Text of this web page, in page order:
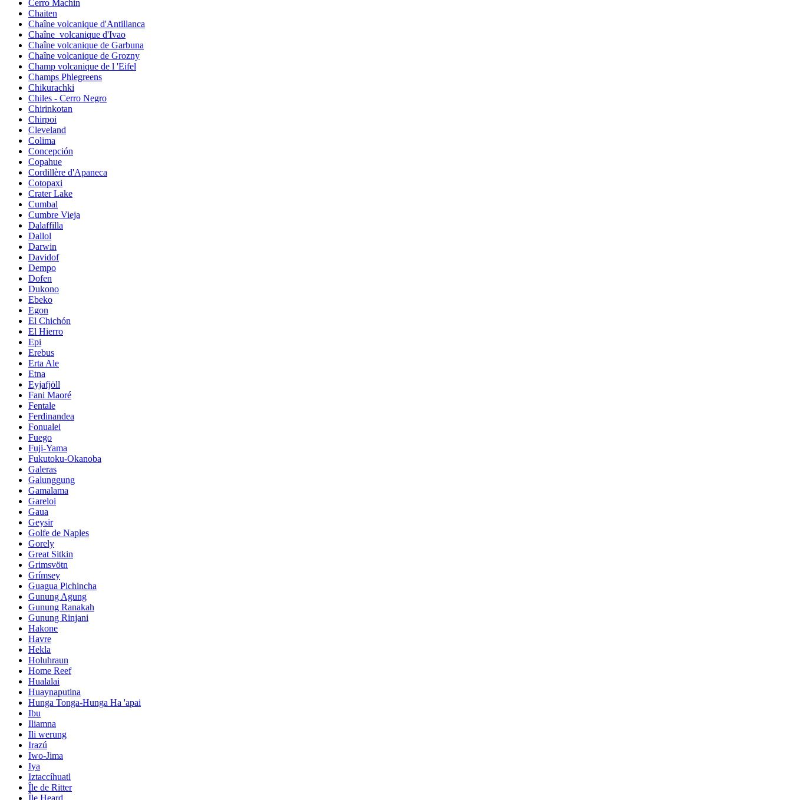
Cerro Machin
Chaiten
Chaîne volcanique d'Antillanca
Chaîne_volcanique d'Ivao
Chaîne volcanique de Garbuna
Chaîne volcanique de Grozny
Champ volcanique de l 'Eifel
Champs Phlegreens
Chikurachki
Chiles - Cerro Negro
Chirinkotan
Chirpoi
Cleveland
Colima
Concepción
Copahue
Cordillère d'Apaneca
Cotopaxi
Crater Lake
Cumbal
Cumbre Vieja
Dalaffilla
Dallol
Darwin
Davidof
Dempo
Dofen
Dukono
Ebeko
Egon
El Chichón
El Hierro
Epi
Erebus
Erta Ale
Etna
Eyjafjöll
Fani Maoré
Fentale
Ferdinandea
Fonualei
Fuego
Fuji-Yama
Fukutoku-Okanoba
Galeras
Galunggung
Gamalama
Gareloi
Gaua
Geysir
Golfe de Naples
Gorely
Great Sitkin
Grimsvötn
Grímsey
Guagua Pichincha
Gunung Agung
Gunung Ranakah
Gunung Rinjani
Hakone
Havre
Hekla
Holuhraun
Home Reef
Hualalai
Huaynaputina
Hunga Tonga-Hunga Ha 'apai
Ibu
Iliamna
Ili werung
Irazú
Iwo-Jima
Iya
Iztaccíhuatl
Île de Ritter